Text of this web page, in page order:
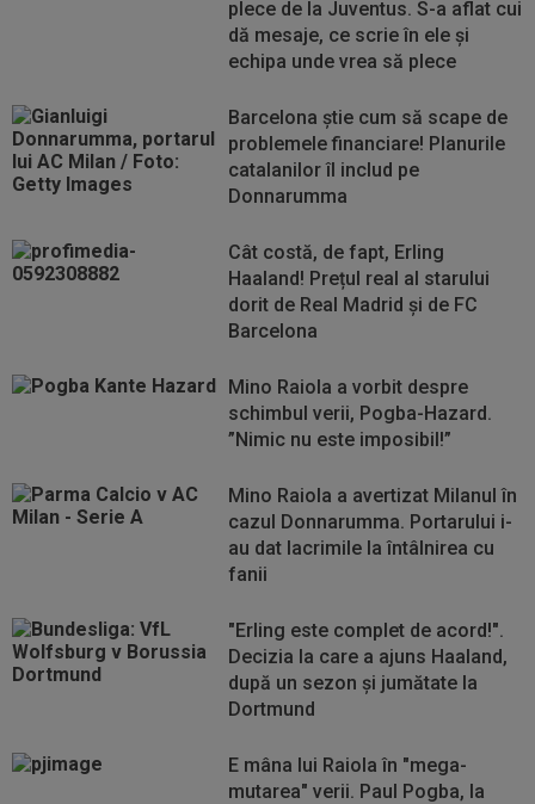
plece de la Juventus. S-a aflat cui
dă mesaje, ce scrie în ele și
echipa unde vrea să plece
Barcelona știe cum să scape de
problemele financiare! Planurile
catalanilor îl includ pe
Donnarumma
Cât costă, de fapt, Erling
Haaland! Prețul real al starului
dorit de Real Madrid și de FC
Barcelona
Mino Raiola a vorbit despre
schimbul verii, Pogba-Hazard.
”Nimic nu este imposibil!”
Mino Raiola a avertizat Milanul în
cazul Donnarumma. Portarului i-
au dat lacrimile la întâlnirea cu
fanii
"Erling este complet de acord!".
Decizia la care a ajuns Haaland,
după un sezon și jumătate la
Dortmund
E mâna lui Raiola în "mega-
mutarea" verii. Paul Pogba, la